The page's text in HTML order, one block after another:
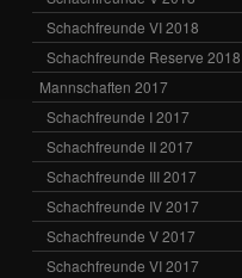
Schachfreunde VI 2018
Schachfreunde Reserve 2018
Mannschaften 2017
Schachfreunde I 2017
Schachfreunde II 2017
Schachfreunde III 2017
Schachfreunde IV 2017
Schachfreunde V 2017
Schachfreunde VI 2017